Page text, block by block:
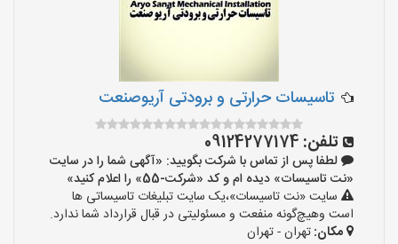
تاسیسات حرارتی و برودتی آریوصنعت
تلفن: 09124277174
لطفا پس از تماس با شرکت بگویید: «آگهی شما را در سایت
«نت تاسیسات» دیده ام و کد «شرکت-55» را اعلام کنید»
سایت «نت تاسیسات»،یک سایت تبلیغات تاسیساتی ها
است وهیچ‌گونه منفعت و مسئولیتی در قبال قرارداد شما ندارد.
مکان:تهران - تهران